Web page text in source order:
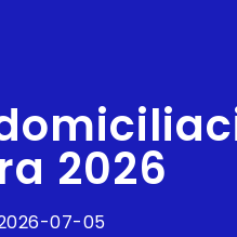
2026
07-05